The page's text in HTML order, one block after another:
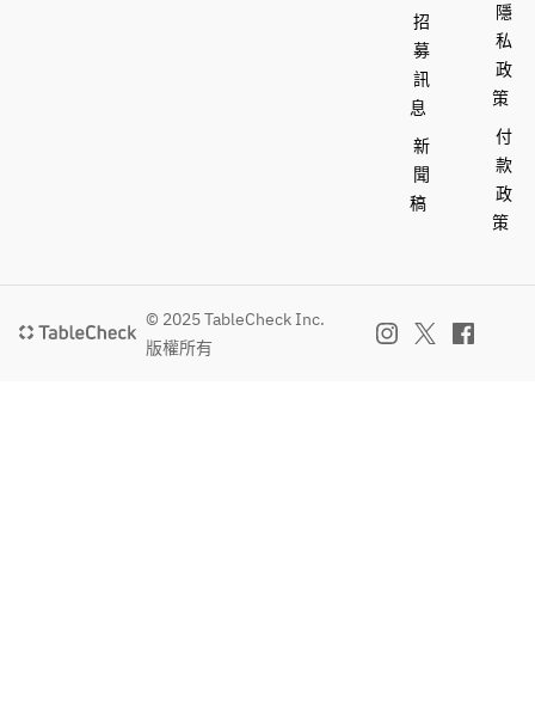
招
募
訊
息
新
聞
稿
隱
私
政
策
付
款
政
策
© 2025 TableCheck Inc.
版權所有